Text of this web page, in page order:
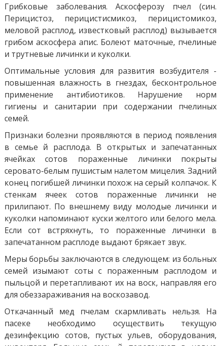
Грибковые заболевания. Аскосферозу пчел (син.
Перицистоз, перицистисмикоз, перицистомикоз,
меловой расплод, известковый расплод) вызывается
грибом аскосфера апис. Болеют маточные, пчелиные
и трутневые личинки и куколки.
Оптимальные условия для развития возбудителя -
повышенная влажность в гнездах, бесконтрольное
применение антибиотиков. Нарушение норм
гигиены и санитарии при содержании пчелиных
семей.
Признаки болезни проявляются в период появления
в семье й расплода. В открытых и запечатанных
ячейках сотов пораженные личинки покрыты
серовато-белым пушистым налетом мицелия. Задний
конец погибшей личинки похож на серый колпачок. К
стенкам ячеек сотов пораженные личинки не
прилипают. По внешнему виду молодые личинки и
куколки напоминают куски желтого или белого мела.
Если сот встряхнуть, то пораженные личинки в
запечатанном расплоде выдают брякает звук.
Меры борьбы заключаются в следующем: из больных
семей изымают соты с пораженным расплодом и
пыльцой и перетапливают их на воск, направляя его
для обеззараживания на воскозавод.
Откачанный мед пчелам скармливать нельзя. На
пасеке необходимо осуществить текущую
дезинфекцию сотов, пустых ульев, оборудования,